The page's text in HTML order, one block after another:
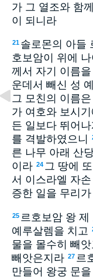
가 그 열조와 함
이 되니라
21 솔로몬의 아들
호보암이 위에
께서 자기 이름
운데서 빼신 성
그 모친의 이름
가 여호와 보시
든 일보다 뛰어
를 격발하였으니
른 나무 아래 산
이라 24 그 땅에
서 이스라엘 자
증한 일을 무리
25 르호보암 왕
예루살렘을 치고
물을 몰수히 빼
빼앗은지라 27 르
만들어 왕궁 문